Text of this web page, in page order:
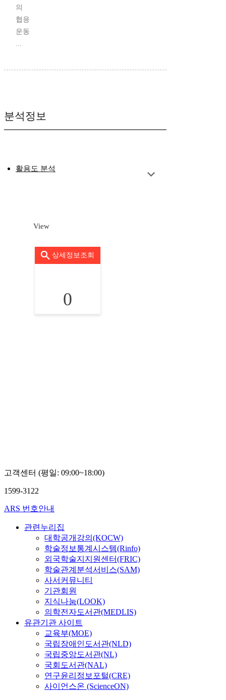
의
협응
운동
...
분석정보
활용도 분석
View
상세정보조회
0
고객센터 (평일: 09:00~18:00)
1599-3122
ARS 번호안내
관련누리집
대학공개강의(KOCW)
학술정보통계시스템(Rinfo)
외국학술지지원센터(FRIC)
학술관계분석서비스(SAM)
사서커뮤니티
기관회원
지식나눔(LOOK)
의학전자도서관(MEDLIS)
유관기관 사이트
교육부(MOE)
국립장애인도서관(NLD)
국립중앙도서관(NL)
국회도서관(NAL)
연구윤리정보포털(CRE)
사이언스온 (ScienceON)